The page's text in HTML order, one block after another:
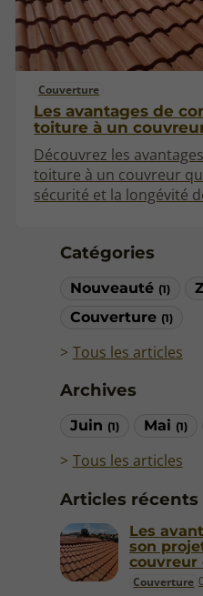
Catégories
Nouveauté (1)
Couverture (1)
Tous les articles
Archives
Juin (1) Mai (1)
Tous les articles
Articles
Couverture
Les
son
couvreur
Couverture
Les avantages de
toiture à un
Découvrez les
toiture à un couvreur
sécurité et la longévité